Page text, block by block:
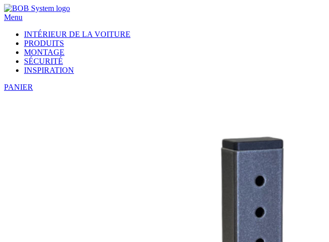
Menu
INTÉRIEUR DE LA VOITURE
PRODUITS
MONTAGE
SÉCURITÉ
INSPIRATION
PANIER